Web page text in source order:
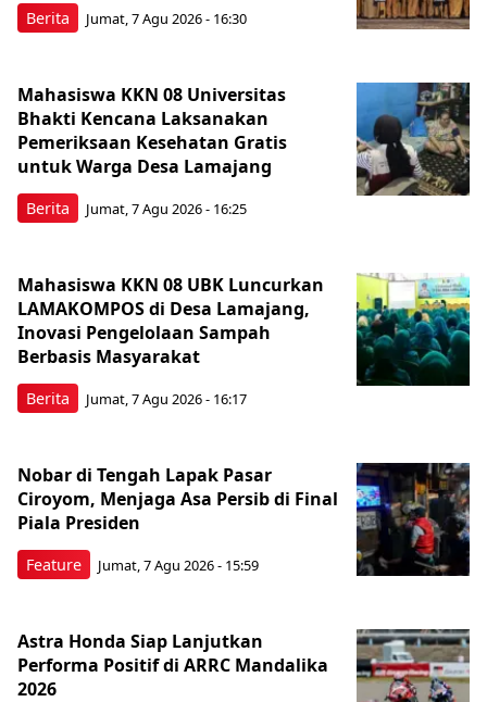
Berita Jumat, 7 Agu 2026 - 16:30
Berita
Mahasiswa KKN 08 Universitas
Bhakti Kencana Laksanakan
Pemeriksaan Kesehatan Gratis
untuk Warga Desa Lamajang
Jumat, 7 Agu 2026 - 16:25
Berita
Mahasiswa KKN 08 UBK Luncurkan
LAMAKOMPOS di Desa Lamajang,
Inovasi Pengelolaan Sampah
Berbasis Masyarakat
Jumat, 7 Agu 2026 - 16:17
Feature
Nobar di Tengah Lapak Pasar
Ciroyom, Menjaga Asa Persib di Final
Piala Presiden
Jumat, 7 Agu 2026 - 15:59
Astra Honda Siap Lanjutkan
Performa Positif di ARRC Mandalika
2026